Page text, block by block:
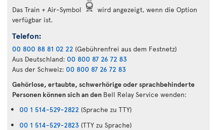
Das Train + Air-Symbol
wird angezeigt, wenn die Option
verfügbar ist.
Telefon:
00 800 88 81 02 22 (Gebührenfrei aus dem Festnetz)
Aus Deutschland: 00 800 87 26 72 83
Aus der Schweiz: 00 800 87 26 72 83
Gehörlose, ertaubte, schwerhörige oder sprachbehinderte
Personen können sich an den Bell Relay Service wenden:
00 1 514-529-2822 (Sprache zu TTY)
00 1 514-529-2823 (TTY zu Sprache)